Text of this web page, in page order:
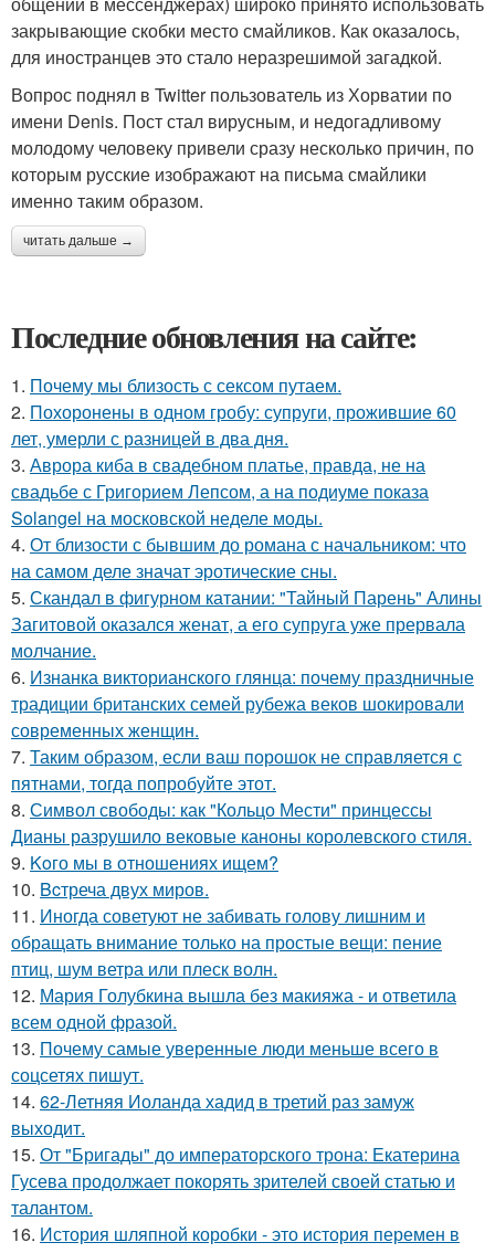
закрывающие скобки место смайликов. Как оказалось,
для иностранцев это стало неразрешимой загадкой.
Вопрос поднял в Twitter пользователь из Хорватии по
имени Denis. Пост стал вирусным, и недогадливому
молодому человеку привели сразу несколько причин, по
которым русские изображают на письма смайлики
именно таким образом.
читать дальше →
Последние обновления на сайте:
1. Почему мы близость с сексом путаем.
2. Похоронены в одном гробу: супруги, прожившие 60
лет, умерли с разницей в два дня.
3. Аврора киба в свадебном платье, правда, не на
свадьбе с Григорием Лепсом, а на подиуме показа
Solangel на московской неделе моды.
4. От близости с бывшим до романа с начальником: что
на самом деле значат эротические сны.
5. Скандал в фигурном катании: "Тайный Парень" Алины
Загитовой оказался женат, а его супруга уже прервала
молчание.
6. Изнанка викторианского глянца: почему праздничные
традиции британских семей рубежа веков шокировали
современных женщин.
7. Таким образом, если ваш порошок не справляется с
пятнами, тогда попробуйте этот.
8. Символ свободы: как "Кольцо Мести" принцессы
Дианы разрушило вековые каноны королевского стиля.
9. Koго мы в отношениях ищем?
10. Bcтреча двух миров.
11. Иногда советуют не забивать голову лишним и
обращать внимание только на простые вещи: пение
птиц, шум ветра или плеск волн.
12. Мария Голубкина вышла без макияжа - и ответила
всем одной фразой.
13. Почему самые уверенные люди меньше всего в
соцсетях пишут.
14. 62-Летняя Иоланда хадид в третий раз замуж
выходит.
15. От "Бригады" до императорского трона: Екатерина
Гусева продолжает покорять зрителей своей статью и
талантом.
16. История шляпной коробки - это история перемен в